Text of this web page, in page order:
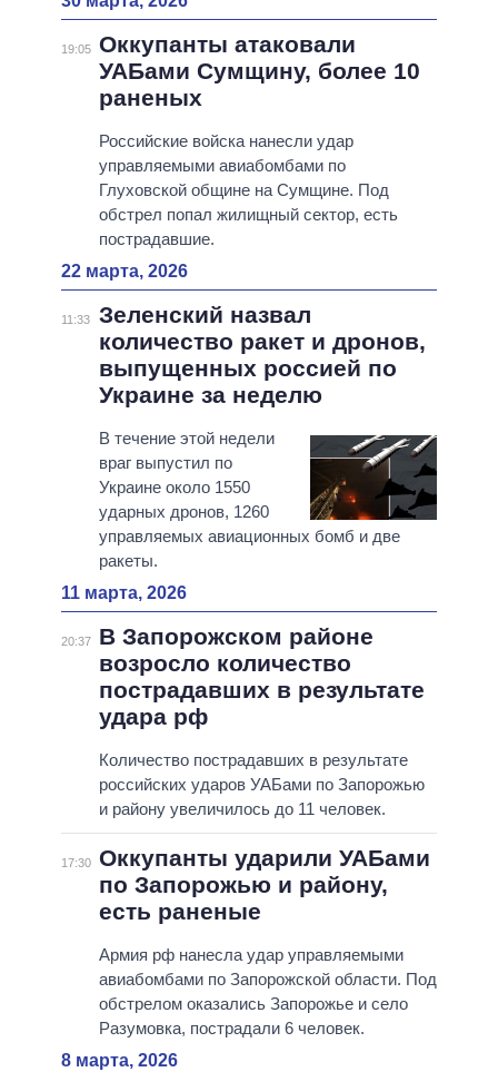
19:05 Оккупанты атаковали
УАБами Сумщину, более 10
раненых
Российские войска нанесли удар
управляемыми авиабомбами по
Глуховской общине на Сумщине. Под
обстрел попал жилищный сектор, есть
пострадавшие.
22 марта, 2026
11:33
Зеленский назвал
количество ракет и дронов,
выпущенных россией по
Украине за неделю
В течение этой недели
враг выпустил по
Украине около 1550
ударных дронов, 1260
управляемых авиационных бомб и две
ракеты.
11 марта, 2026
20:37
В Запорожском районе
возросло количество
пострадавших в результате
удара рф
Количество пострадавших в результате
российских ударов УАБами по Запорожью
и району увеличилось до 11 человек.
17:30 Оккупанты ударили УАБами
по Запорожью и району,
есть раненые
Армия рф нанесла удар управляемыми
авиабомбами по Запорожской области. Под
обстрелом оказались Запорожье и село
Разумовка, пострадали 6 человек.
8 марта, 2026